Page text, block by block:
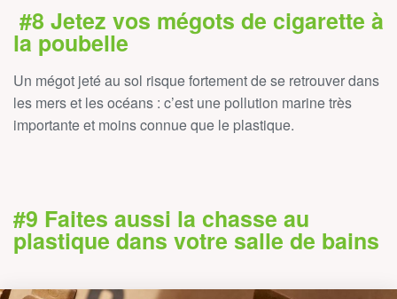
#8 Jetez vos mégots de cigarette à
la poubelle
Un mégot jeté au sol risque fortement de se retrouver dans
les mers et les océans : c’est une pollution marine très
importante et moins connue que le plastique.
#9 Faites aussi la chasse au
plastique dans votre salle de bains